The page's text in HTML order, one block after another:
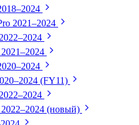
2021–2024
2022–2024
2021–2024
(FY11)
2022–2024
2022–2024 (новый)